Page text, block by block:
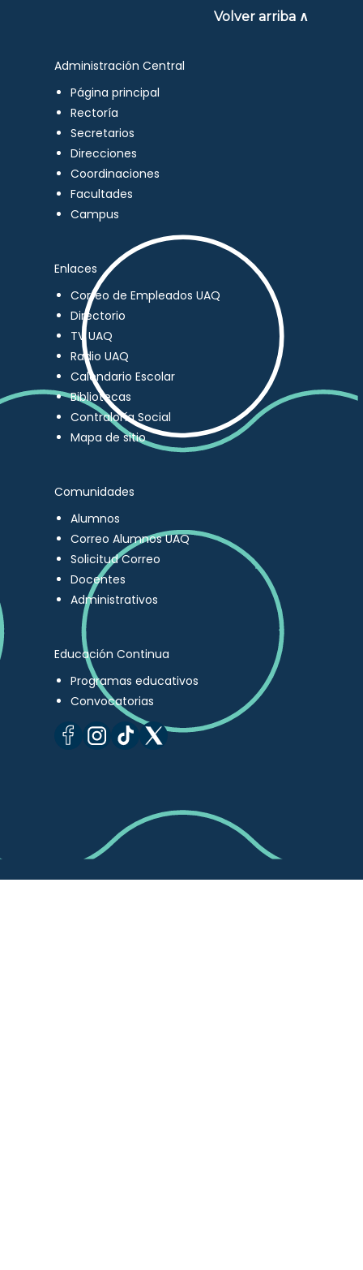
Volver arriba ∧
Administración Central
Página principal
Rectoría
Secretarios
Direcciones
Coordinaciones
Facultades
Campus
Enlaces
Correo de Empleados UAQ
Directorio
TV UAQ
Radio UAQ
Calendario Escolar
Bibliotecas
Contraloría Social
Mapa de sitio
Comunidades
Alumnos
Correo Alumnos UAQ
Solicitud Correo
Docentes
Administrativos
Educación Continua
Programas educativos
Convocatorias